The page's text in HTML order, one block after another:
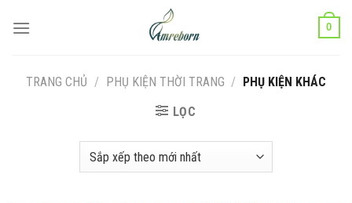
đến
0
TRANG CHỦ / PHỤ KIỆN THỜI TRANG / PHỤ KIỆN KHÁC
LỌC